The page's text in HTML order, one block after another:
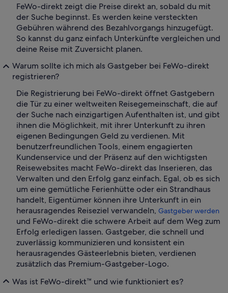
FeWo-direkt zeigt die Preise direkt an, sobald du mit
der Suche beginnst. Es werden keine versteckten
Gebühren während des Bezahlvorgangs hinzugefügt.
So kannst du ganz einfach Unterkünfte vergleichen und
deine Reise mit Zuversicht planen.
Warum sollte ich mich als Gastgeber bei FeWo-direkt
registrieren?
Die Registrierung bei FeWo-direkt öffnet Gastgebern
die Tür zu einer weltweiten Reisegemeinschaft, die auf
der Suche nach einzigartigen Aufenthalten ist, und gibt
ihnen die Möglichkeit, mit ihrer Unterkunft zu ihren
eigenen Bedingungen Geld zu verdienen. Mit
benutzerfreundlichen Tools, einem engagierten
Kundenservice und der Präsenz auf den wichtigsten
Reisewebsites macht FeWo-direkt das Inserieren, das
Verwalten und den Erfolg ganz einfach. Egal, ob es sich
um eine gemütliche Ferienhütte oder ein Strandhaus
handelt, Eigentümer können ihre Unterkunft in ein
herausragendes Reiseziel verwandeln, Gastgeber werden
und FeWo-direkt die schwere Arbeit auf dem Weg zum
Erfolg erledigen lassen. Gastgeber, die schnell und
zuverlässig kommunizieren und konsistent ein
herausragendes Gästeerlebnis bieten, verdienen
zusätzlich das Premium-Gastgeber-Logo.
Was ist FeWo-direkt™ und wie funktioniert es?